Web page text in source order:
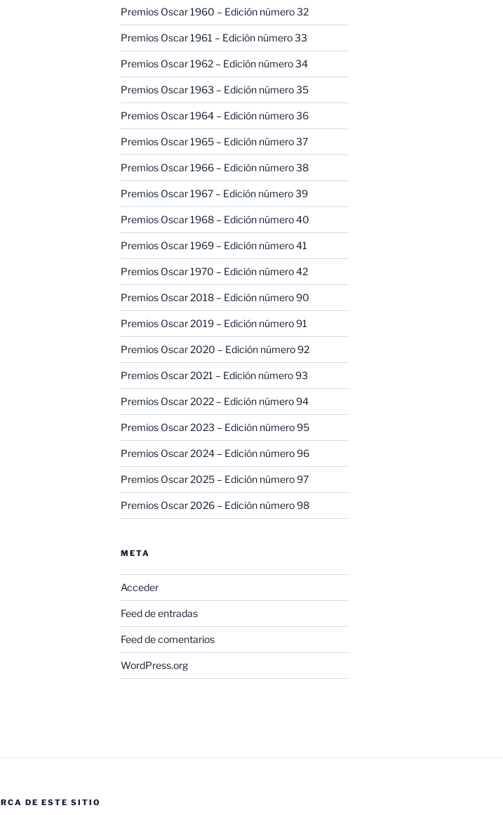
Premios Oscar 1960 – Edición número 32
Premios Oscar 1961 – Edición número 33
Premios Oscar 1962 – Edición número 34
Premios Oscar 1963 – Edición número 35
Premios Oscar 1964 – Edición número 36
Premios Oscar 1965 – Edición número 37
Premios Oscar 1966 – Edición número 38
Premios Oscar 1967 – Edición número 39
Premios Oscar 1968 – Edición número 40
Premios Oscar 1969 – Edición número 41
Premios Oscar 1970 – Edición número 42
Premios Oscar 2018 – Edición número 90
Premios Oscar 2019 – Edición número 91
Premios Oscar 2020 – Edición número 92
Premios Oscar 2021 – Edición número 93
Premios Oscar 2022 – Edición número 94
Premios Oscar 2023 – Edición número 95
Premios Oscar 2024 – Edición número 96
Premios Oscar 2025 – Edición número 97
Premios Oscar 2026 – Edición número 98
META
Acceder
Feed de entradas
Feed de comentarios
WordPress.org
DE ESTE SITIO